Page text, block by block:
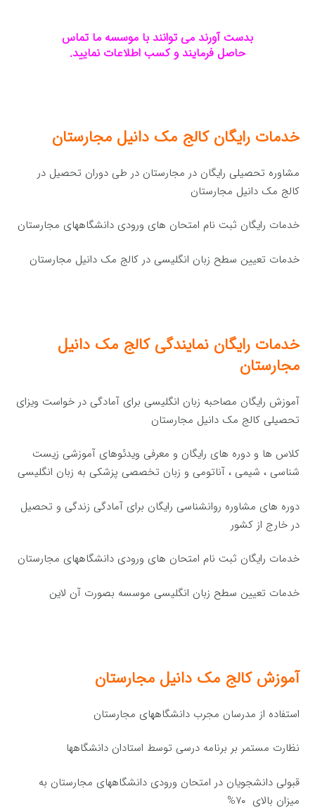
بدست آورند می توانند با موسسه ما تماس
حاصل فرمایند و کسب اطلاعات نمایید.
خدمات رایگان کالج مک دانیل مجارستان
مشاوره تحصیلی رایگان در مجارستان در طی دوران تحصیل در
کالج مک دانیل مجارستان
خدمات رایگان ثبت نام امتحان های ورودی دانشگاههای مجارستان
خدمات تعیین سطح زبان انگلیسی در کالج مک دانیل مجارستان
خدمات رایگان نمایندگی کالج مک دانیل
مجارستان
آموزش رایگان مصاحبه زبان انگلیسی برای آمادگی در خواست ویزای
تحصیلی کالج مک دانیل مجارستان
کلاس ها و دوره های رایگان و معرفی ویدئوهای آموزشی زیست
شناسی ، شیمی ، آناتومی و زبان تخصصی پزشکی به زبان انگلیسی
دوره های مشاوره روانشناسی رایگان برای آمادگی زندگی و تحصیل
در خارج از کشور
خدمات رایگان ثبت نام امتحان های ورودی دانشگاههای مجارستان
خدمات تعیین سطح زبان انگلیسی موسسه بصورت آن لاین
آموزش کالج مک دانیل مجارستان
استفاده از مدرسان مجرب دانشگاههای مجارستان
نظارت مستمر بر برنامه درسی توسط استادان دانشگاهها
قبولی دانشجویان در امتحان ورودی دانشگاههای مجارستان به
میزان بالای ۷۰%